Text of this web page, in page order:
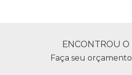
ENCONTROU O
Faça seu